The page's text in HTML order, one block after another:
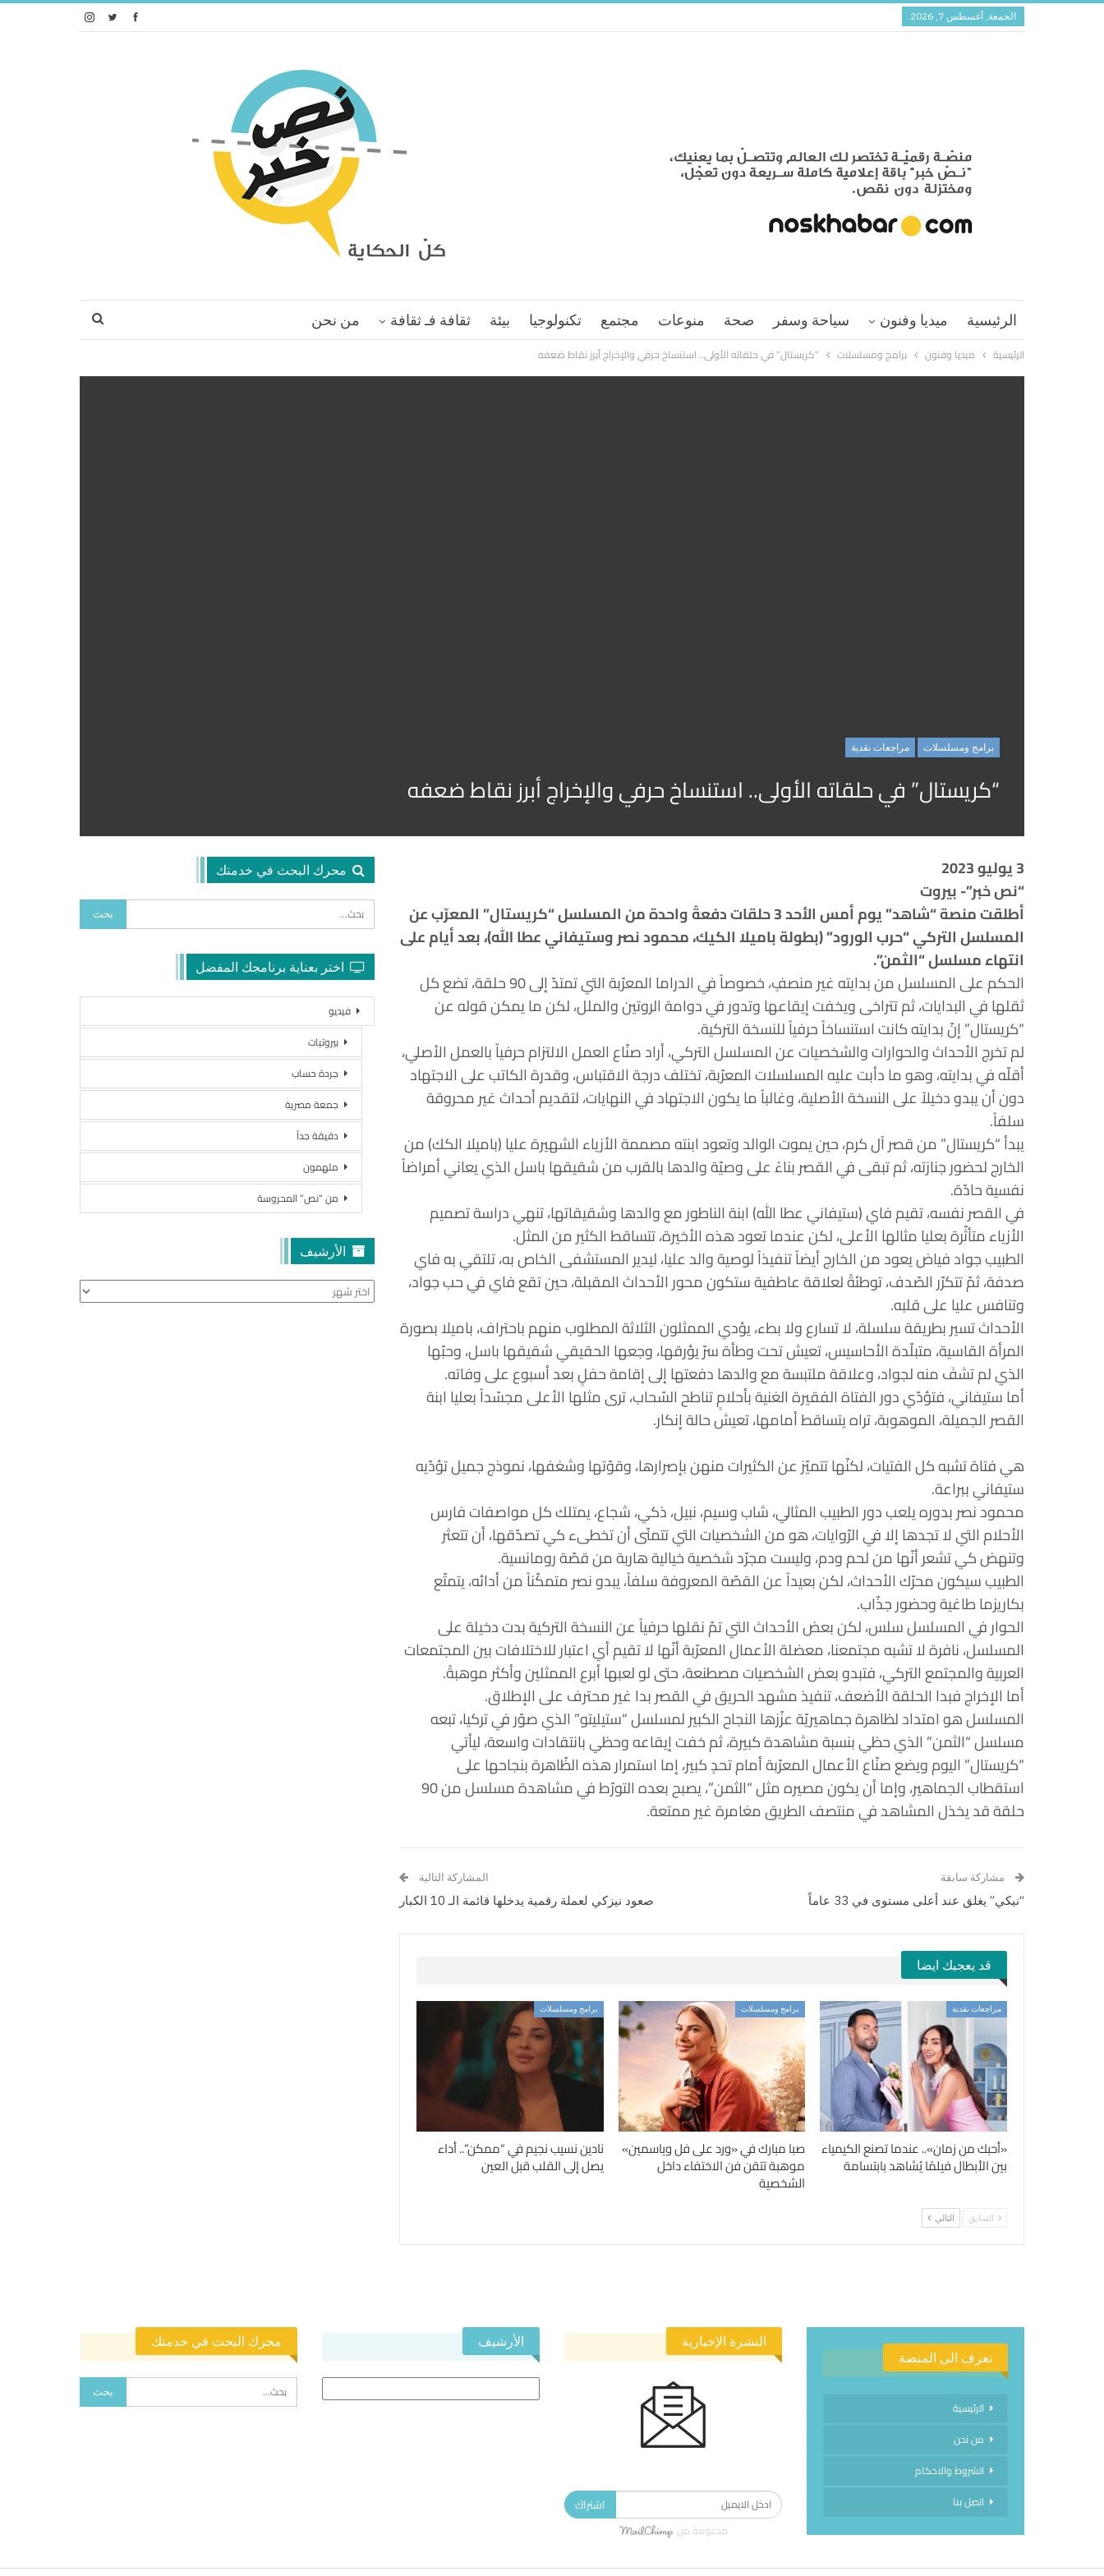
الجمعة, أغسطس 7, 2026
الرئيسية ميديا وفنون سياحة وسفر صحة منوعات مجتمع تكنولوجيا بيئة ثقافة فـ ثقافة
من نحن
الرئيسية
ميديا وفنون برامج ومسلسلات “كريستال” في حلقاته الأولى.. استنساخ حرفي والإخراج أبرز نقاط ضعفه
برامج ومسلسلات مراجعات نقدية
“كريستال” في حلقاته الأولى.. استنساخ حرفي والإخراج أبرز نقاط ضعفه
3 يوليو 2023
“نص خبر”- بيروت
أطلقت منصة “شاهد” يوم أمس الأحد 3 حلقات دفعةً واحدة من المسلسل “كريستال” المعرّب عن
المسلسل التركي “حرب الورود” (بطولة باميلا الكيك، محمود نصر وستيفاني عطا الله)، بعد أيام على
انتهاء مسلسل “الثمن”.
الحكم على المسلسل من بدايته غير منصفٍ، خصوصاً في الدراما المعرّبة التي تمتدّ إلى 90 حلقة، تضع كل
ثقلها في البدايات، ثم تتراخى ويخفت إيقاعها وتدور في دوامة الروتين والملل، لكن ما يمكن قوله عن
“كريستال” إنّ بدايته كانت استنساخاً حرفياً للنسخة التركية.
لم تخرج الأحداث والحوارات والشخصيات عن المسلسل التركي، أراد صنّاع العمل الالتزام حرفياً بالعمل الأصلي،
أقلّه في بدايته، وهو ما دأبت عليه المسلسلات المعرّبة، تختلف درجة الاقتباس، وقدرة الكاتب على الاجتهاد
دون أن يبدو دخيلاً على النسخة الأصلية، وغالباً ما يكون الاجتهاد في النهايات، لتقديم أحداث غير محروقة
سلفاً.
يبدأ “كريستال” من قصر آل كرم، حين يموت الوالد وتعود ابنته مصممة الأزياء الشهيرة عليا (باميلا الكك) من
الخارج لحضور جنازته، ثم تبقى في القصر بناءً على وصيّة والدها بالقرب من شقيقها باسل الذي يعاني أمراضاً
نفسية حادّة.
في القصر نفسه، تقيم فاي (ستيفاني عطا الله) ابنة الناطور مع والدها وشقيقاتها، تنهي دراسة تصميم
الأزياء متأثّرة بعليا مثالها الأعلى، لكن عندما تعود هذه الأخيرة، تتساقط الكثير من المثل.
الطبيب جواد فياض يعود من الخارج أيضاً تنفيذاً لوصية والد عليا، ليدير المستشفى الخاص به، تلتقي به فاي
صدفة، ثمّ تتكرّر الصّدف، توطئةً لعلاقة عاطفية ستكون محور الأحداث المقبلة، حين تقع فاي في حب جواد،
وتنافس عليا على قلبه.
الأحداث تسير بطريقة سلسلة، لا تسارع ولا بطء، يؤدي الممثلون الثلاثة المطلوب منهم باحتراف، باميلا بصورة
المرأة القاسية، متبلّدة الأحاسيس، تعيش تحت وطأة سرّ يؤرقها، وجعها الحقيقي شقيقها باسل، وحبّها
الذي لم تشفَ منه لجواد، وعلاقة ملتبسة مع والدها دفعتها إلى إقامة حفلٍ بعد أسبوع على وفاته.
أما ستيفاني، فتؤدّي دور الفتاة الفقيرة الغنية بأحلامٍ تناطح السّحاب، ترى مثلها الأعلى مجسّداً بعليا ابنة
القصر الجميلة، الموهوبة، تراه يتساقط أمامها، تعيش حالة إنكار.
هي فتاة تشبه كل الفتيات، لكنّها تتميّز عن الكثيرات منهن بإصرارها، وقوّتها وشغفها، نموذج جميل تؤدّيه
ستيفاني ببراعة.
محمود نصر بدوره يلعب دور الطبيب المثالي، شاب وسيم، نبيل، ذكي، شجاع، يمتلك كل مواصفات فارس
الأحلام التي لا تجدها إلا في الرّوايات، هو من الشخصيات التي تتمنّى أن تخطىء كي تصدّقها، أن تتعثر
وتنهض كي تشعر أنّها من لحم ودم، وليست مجرّد شخصية خيالية هاربة من قصّة رومانسية.
الطبيب سيكون محرّك الأحداث، لكن بعيداً عن القصّة المعروفة سلفاً، يبدو نصر متمكّناً من أدائه، يتمتّع
بكاريزما طاغية وحضور جذّاب.
الحوار في المسلسل سلس، لكن بعض الأحداث التي تمّ نقلها حرفياً عن النسخة التركية بدت دخيلة على
المسلسل، نافرة لا تشبه مجتمعنا، معضلة الأعمال المعرّبة أنّها لا تقيم أي اعتبار للاختلافات بين المجتمعات
العربية والمجتمع التركي، فتبدو بعض الشخصيات مصطنعة، حتى لو لعبها أبرع الممثلين وأكثر موهبةً.
أما الإخراج فبدا الحلقة الأضعف، تنفيذ مشهد الحريق في القصر بدا غير محترف على الإطلاق.
المسلسل هو امتداد لظاهرة جماهيريّة عزّزها النجاح الكبير لمسلسل “ستيليتو” الذي صوّر في تركيا، تبعه
مسلسل “الثمن” الذي حظي بنسبة مشاهدة كبيرة، ثم خفت إيقاعه وحظي بانتقادات واسعة، ليأتي
“كريستال” اليوم ويضع صنّاع الأعمال المعرّبة أمام تحدٍ كبير، إما استمرار هذه الظّاهرة بنجاحها على
استقطاب الجماهير، وإما أن يكون مصيره مثل “الثمن”، يصبح بعده التورّط في مشاهدة مسلسل من 90
حلقة قد يخذل المشاهد في منتصف الطريق مغامرة غير ممتعة.
مشاركة سابقة
“نيكي” يغلق عند أعلى مستوى في 33 عاماً
المشاركة التالية
صعود نيزكي لعملة رقمية يدخلها قائمة الـ 10 الكبار
قد يعجبك ايضا
مراجعات نقدية
«أحبك من زمان».. عندما تصنع الكيمياء
بين الأبطال فيلمًا يُشاهد بابتسامة
برامج ومسلسلات
صبا مبارك في «ورد على فل وياسمين»
موهبة تتقن فن الاختفاء داخل
الشخصية
برامج ومسلسلات
نادين نسيب نجيم في “ممكن”.. أداء
يصل إلى القلب قبل العين
السابق التالي
محرك البحث في خدمتك
اختر بعناية برنامجك المفضل
فيديو
بيروتيات
جردة حساب
جمعة مصرية
دقيقة جداً
ملهمون
من “نص” المحروسة
الأرشيف
الأرشيف
تعرف الى المنصة
الرئيسية
من نحن
الشروط والاحكام
اتصل بنا
النشرة الإخبارية
اشتراك
مدعومة من
الأرشيف محرك البحث في خدمتك